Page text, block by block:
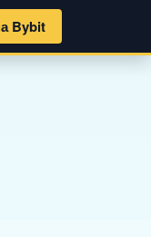
Bybit